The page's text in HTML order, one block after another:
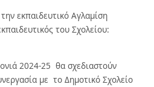
εκπαιδευτικό Αγλαμίση
του Σχολείου:
2024-25 θα σχεδιαστούν
με το Δημοτικό Σχολείο